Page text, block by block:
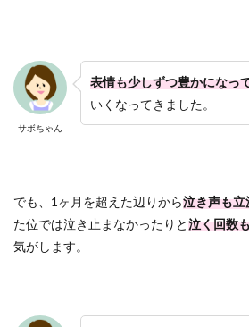
サボちゃん
表情も少しずつ豊かになっ
いくなってきました。
でも、1ヶ月を超えた辺りから泣き声も立
た位では泣き止まなかったりと泣く回数
気がします。